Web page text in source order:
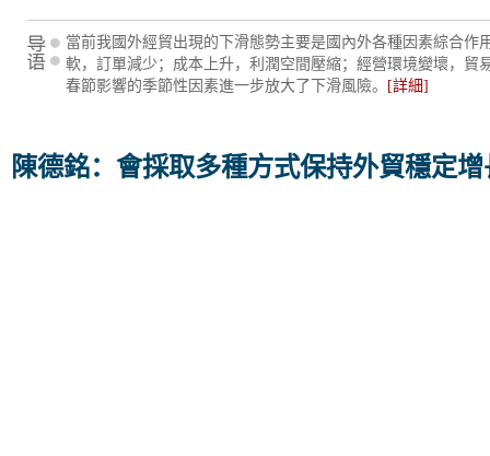
當前我國外經貿出現的下滑態勢主要是國內外各種因素綜合作
軟，訂單減少；成本上升，利潤空間壓縮；經營環境變壞，貿
春節影響的季節性因素進一步放大了下滑風險。
[詳細]
陳德銘：會採取多種方式保持外貿穩定增